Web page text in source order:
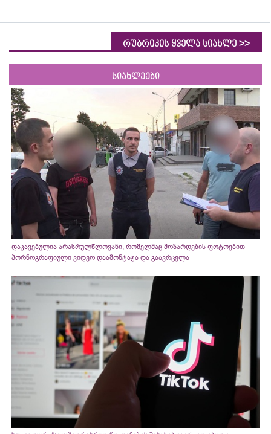
რუბრიკის ყველა სიახლე >>
სიახლეები
დაკავებულია არასრულწლოვანი, რომელმაც მოზარდების ფოტოებით
პორნოგრაფიული ვიდეო დაამონტაჟა და გაავრცელა